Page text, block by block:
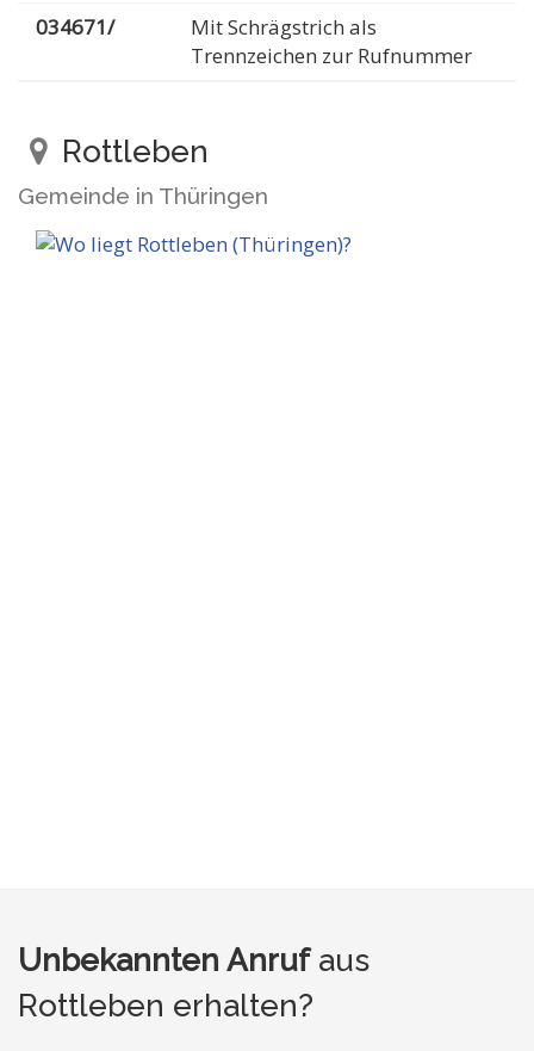
034671/
Mit Schrägstrich als
Trennzeichen zur Rufnummer
Rottleben
Gemeinde in Thüringen
Unbekannten Anrufaus
Rottleben erhalten?